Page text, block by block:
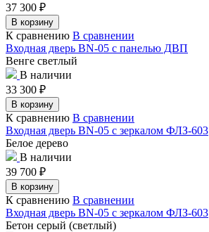
37 300 ₽
В корзину
К сравнению В сравнении
Входная дверь BN-05 с панелью ДВП
Венге светлый
В наличии
33 300 ₽
В корзину
К сравнению В сравнении
Входная дверь BN-05 с зеркалом ФЛЗ-603
Белое дерево
В наличии
39 700 ₽
В корзину
К сравнению В сравнении
Входная дверь BN-05 с зеркалом ФЛЗ-603
Бетон серый (светлый)